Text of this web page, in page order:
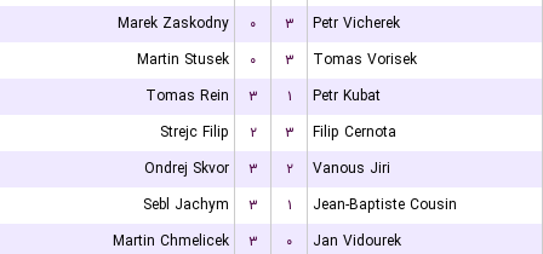
Marek Zaskodny
۰ ۳
Petr Vicherek
Martin Stusek
۰ ۳
Tomas Vorisek
Tomas Rein
۳ ۱
Petr Kubat
Strejc Filip
۲ ۳
Filip Cernota
Ondrej Skvor
۳ ۲
Vanous Jiri
Sebl Jachym
۳ ۱
Jean-Baptiste Cousin
Martin Chmelicek
۳ ۰
Jan Vidourek